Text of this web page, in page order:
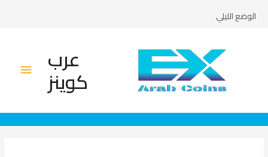
الوضع الليلي
عرب
كوينز